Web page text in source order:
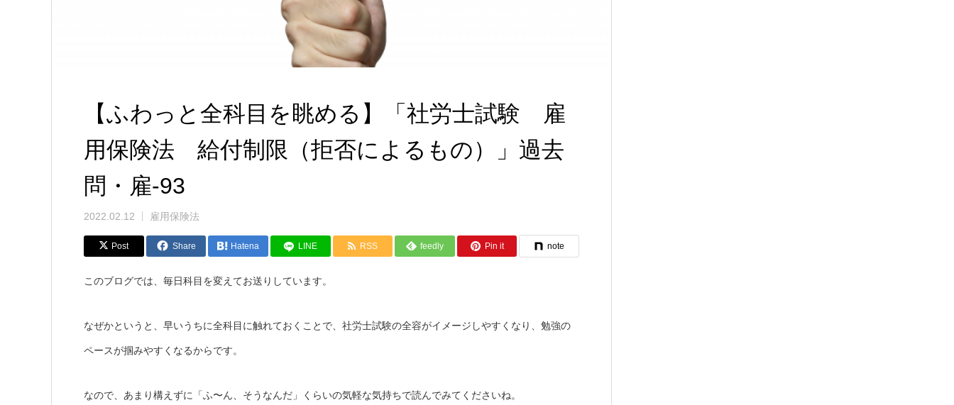
【ふわっと全科目を眺める】「社労士試験 雇
用保険法 給付制限（拒否によるもの）」過去
問・雇-93
2022.02.12 雇用保険法
Post Share Hatena LINE RSS feedly Pin it note
このブログでは、毎日科目を変えてお送りしています。
なぜかというと、早いうちに全科目に触れておくことで、社労士試験の全容がイメージしやすくなり、勉強の
ペースが掴みやすくなるからです。
なので、あまり構えずに「ふ〜ん、そうなんだ」くらいの気軽な気持ちで読んでみてくださいね。